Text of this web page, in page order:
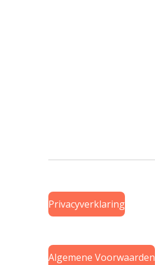
Privacyverklaring
Algemene Voorwaarden